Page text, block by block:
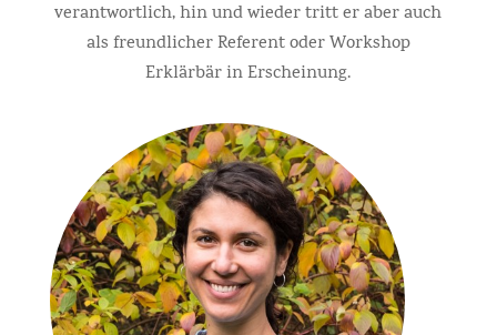
verantwortlich, hin und wieder tritt er aber auch
als freundlicher Referent oder Workshop
Erklärbär in Erscheinung.